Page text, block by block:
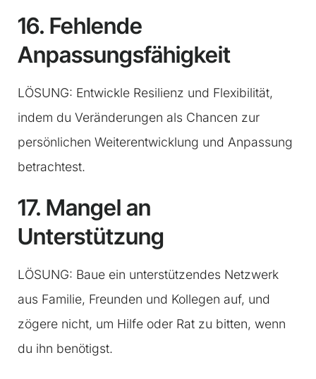
16. Fehlende
Anpassungsfähigkeit
LÖSUNG: Entwickle Resilienz und Flexibilität,
indem du Veränderungen als Chancen zur
persönlichen Weiterentwicklung und Anpassung
betrachtest.
17. Mangel an
Unterstützung
LÖSUNG: Baue ein unterstützendes Netzwerk
aus Familie, Freunden und Kollegen auf, und
zögere nicht, um Hilfe oder Rat zu bitten, wenn
du ihn benötigst.